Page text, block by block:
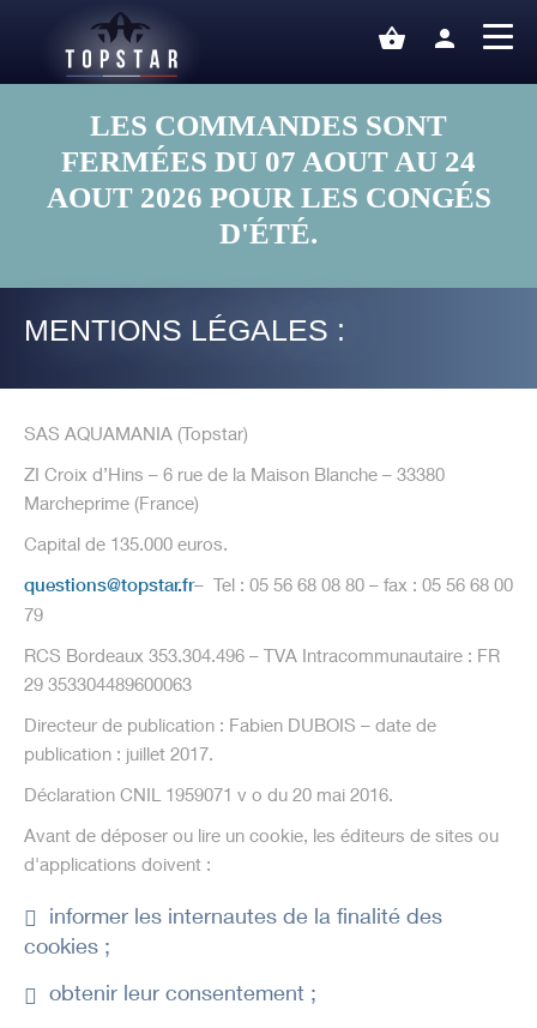
shopping_basket person
LES COMMANDES SONT
FERMÉES DU 07 AOUT AU 24
AOUT 2026 POUR LES CONGÉS
D'ÉTÉ.
MENTIONS LÉGALES :
SAS AQUAMANIA (Topstar)
ZI Croix d’Hins – 6 rue de la Maison Blanche – 33380
Marcheprime (France)
Capital de 135.000 euros.
questions@topstar.fr– Tel : 05 56 68 08 80 – fax : 05 56 68 00
79
RCS Bordeaux 353.304.496 – TVA Intracommunautaire : FR
29 353304489600063
Directeur de publication : Fabien DUBOIS – date de
publication : juillet 2017.
Déclaration CNIL 1959071 v o du 20 mai 2016.
Avant de déposer ou lire un cookie, les éditeurs de sites ou
d'applications doivent :
informer les internautes de la finalité des
cookies ;
obtenir leur consentement ;